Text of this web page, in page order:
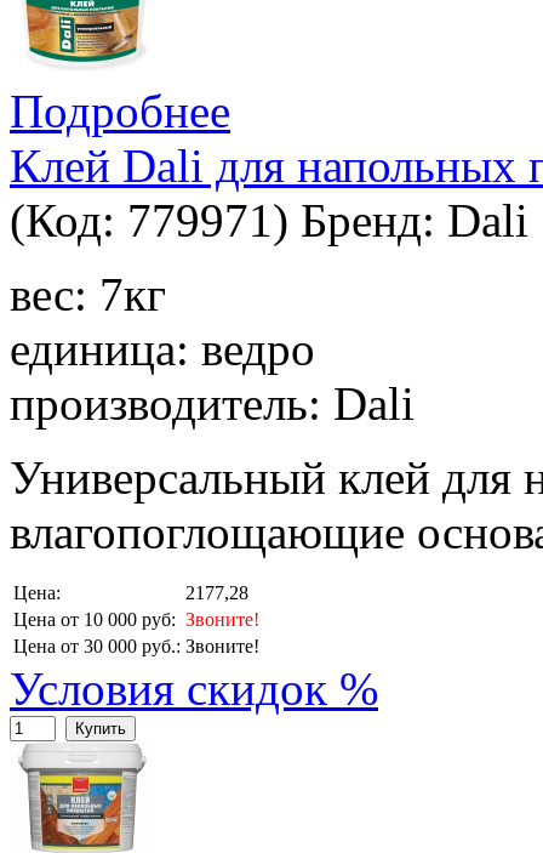
Подробнее
Клей Dali для напольных
(Код: 779971) Бренд: Dali
вес: 7кг
единица: ведро
производитель: Dali
Универсальный клей
влагопоглощающие
Цена:
2177,28
Цена от 10 000 руб: Звоните!
Цена от 30 000 руб.: Звоните!
Условия скидок %
Купить